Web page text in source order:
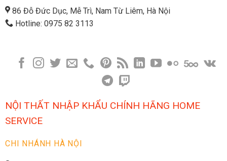
86 Đỗ Đức Dục, Mễ Trì, Nam Từ Liêm, Hà Nội
Hotline: 0975 82 3113
NỘI THẤT NHẬP KHẨU CHÍNH HÃNG HOME
SERVICE
CHI NHÁNH HÀ NỘI